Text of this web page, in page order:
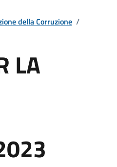
della Corruzione /
LA